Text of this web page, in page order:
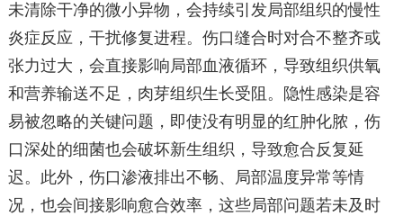
未清除干净的微小异物，会持续引发局部组织的慢性
炎症反应，干扰修复进程。伤口缝合时对合不整齐或
张力过大，会直接影响局部血液循环，导致组织供氧
和营养输送不足，肉芽组织生长受阻。隐性感染是容
易被忽略的关键问题，即使没有明显的红肿化脓，伤
口深处的细菌也会破坏新生组织，导致愈合反复延
迟。此外，伤口渗液排出不畅、局部温度异常等情
况，也会间接影响愈合效率，这些局部问题若未及时